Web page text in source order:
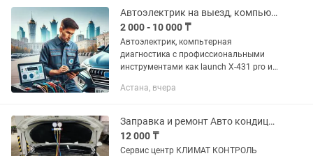
Автоэлектрик на выезд, компьютерная даигностика
2 000 - 10 000 ₸
Автоэлектрик, компьтерная
диагностика с профиссиональными
инструментами как launch X-431 pro и
найти неисправность, завести авто,
Астана, вчера
Заправка и ремонт Авто кондиционеров. Заправка Автокондиционеров.
12 000 ₸
Сервис центр КЛИМАТ КОНТРОЛЬ